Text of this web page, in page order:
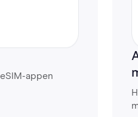
appen